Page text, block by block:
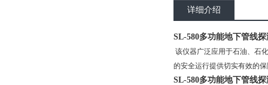
详细介绍
SL-580多功能地下管线
该仪器广泛应用于石油、石
的安全运行提供切实有效的
SL-580多功能地下管线